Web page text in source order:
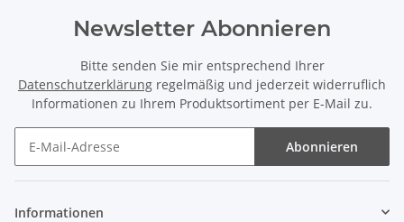
Newsletter Abonnieren
Bitte senden Sie mir entsprechend Ihrer
Datenschutzerklärung regelmäßig und jederzeit widerruflich
Informationen zu Ihrem Produktsortiment per E-Mail zu.
Abonnieren
Informationen